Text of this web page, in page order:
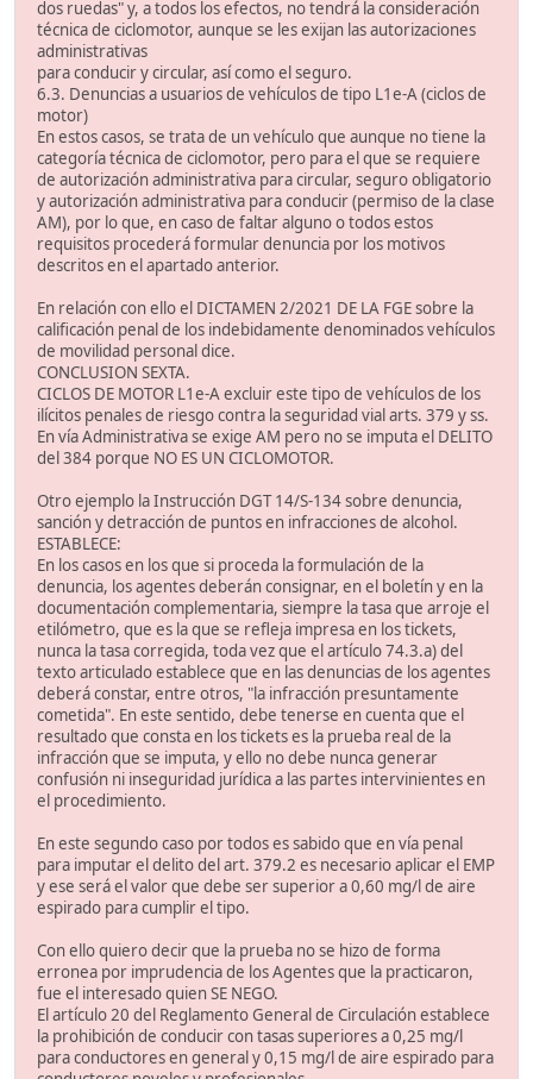
dos ruedas" y, a todos los efectos, no tendrá la consideración
técnica de ciclomotor, aunque se les exijan las autorizaciones
administrativas
para conducir y circular, así como el seguro.
6.3. Denuncias a usuarios de vehículos de tipo L1e-A (ciclos de
motor)
En estos casos, se trata de un vehículo que aunque no tiene la
categoría técnica de ciclomotor, pero para el que se requiere
de autorización administrativa para circular, seguro obligatorio
y autorización administrativa para conducir (permiso de la clase
AM), por lo que, en caso de faltar alguno o todos estos
requisitos procederá formular denuncia por los motivos
descritos en el apartado anterior.
En relación con ello el DICTAMEN 2/2021 DE LA FGE sobre la
calificación penal de los indebidamente denominados vehículos
de movilidad personal dice.
CONCLUSION SEXTA.
CICLOS DE MOTOR L1e-A excluir este tipo de vehículos de los
ilícitos penales de riesgo contra la seguridad vial arts. 379 y ss.
En vía Administrativa se exige AM pero no se imputa el DELITO
del 384 porque NO ES UN CICLOMOTOR.
Otro ejemplo la Instrucción DGT 14/S-134 sobre denuncia,
sanción y detracción de puntos en infracciones de alcohol.
ESTABLECE:
En los casos en los que si proceda la formulación de la
denuncia, los agentes deberán consignar, en el boletín y en la
documentación complementaria, siempre la tasa que arroje el
etilómetro, que es la que se refleja impresa en los tickets,
nunca la tasa corregida, toda vez que el artículo 74.3.a) del
texto articulado establece que en las denuncias de los agentes
deberá constar, entre otros, "la infracción presuntamente
cometida". En este sentido, debe tenerse en cuenta que el
resultado que consta en los tickets es la prueba real de la
infracción que se imputa, y ello no debe nunca generar
confusión ni inseguridad jurídica a las partes intervinientes en
el procedimiento.
En este segundo caso por todos es sabido que en vía penal
para imputar el delito del art. 379.2 es necesario aplicar el EMP
y ese será el valor que debe ser superior a 0,60 mg/l de aire
espirado para cumplir el tipo.
Con ello quiero decir que la prueba no se hizo de forma
erronea por imprudencia de los Agentes que la practicaron,
fue el interesado quien SE NEGO.
El artículo 20 del Reglamento General de Circulación establece
la prohibición de conducir con tasas superiores a 0,25 mg/l
para conductores en general y 0,15 mg/l de aire espirado para